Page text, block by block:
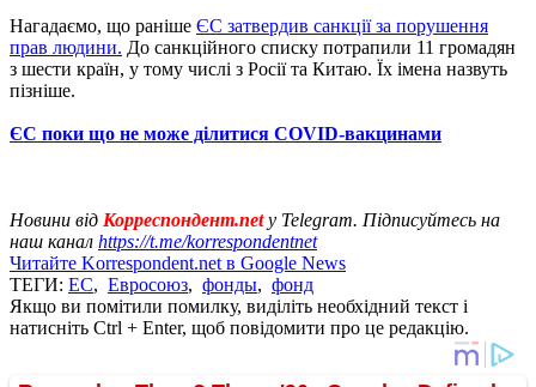
Нагадаємо, що раніше ЄС затвердив санкції за порушення
прав людини. До санкційного списку потрапили 11 громадян
з шести країн, у тому числі з Росії та Китаю. Їх імена назвуть
пізніше.
ЄС поки що не може ділитися COVID-вакцинами
Новини від Корреспондент.netу Telegram. Підписуйтесь на
наш канал https://t.me/korrespondentnet
Читайте Korrespondent.net в Google News
ТЕГИ: ЕС, Евросоюз, фонды, фонд
Якщо ви помітили помилку, виділіть необхідний текст і
натисніть Ctrl + Enter, щоб повідомити про це редакцію.